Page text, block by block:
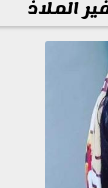
الملاذ